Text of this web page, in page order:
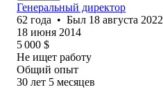
Генеральный директор
62 года • Был 18 августа 2022
18 июня 2014
5 000 $
Не ищет работу
Общий опыт
30 лет 5 месяцев